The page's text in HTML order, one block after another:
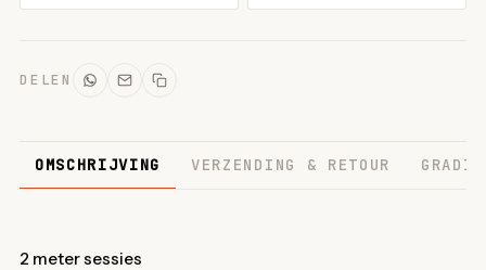
DELEN
OMSCHRIJVING VERZENDING & RETOUR
2 meter sessies